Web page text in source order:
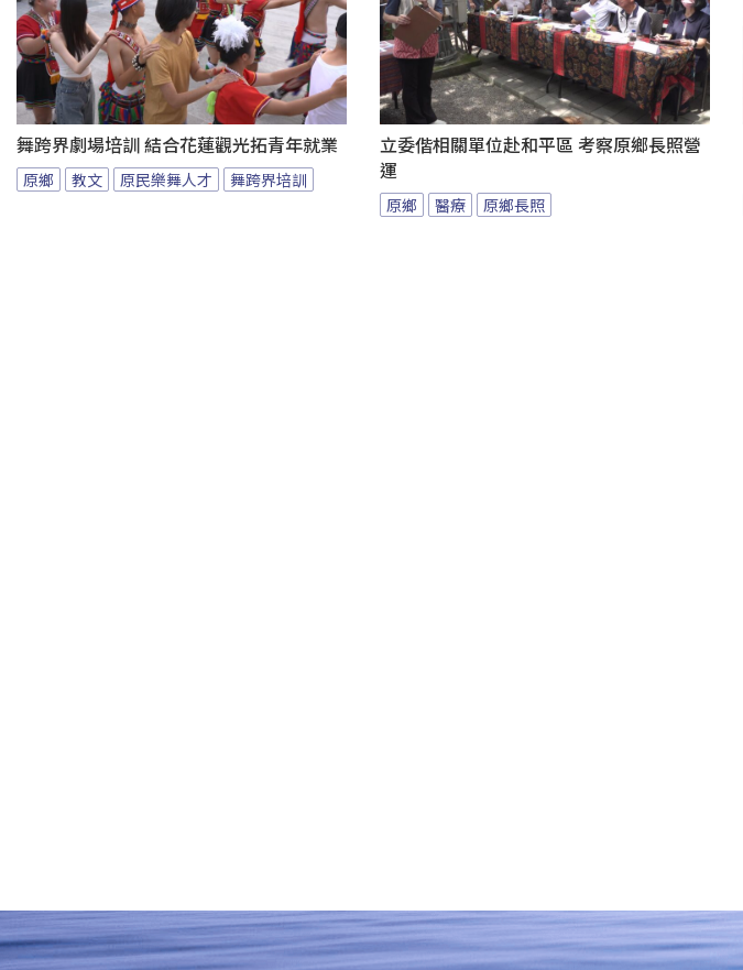
舞跨界劇場培訓 結合花蓮觀光拓青年就業
原鄉 教文 原民樂舞人才 舞跨界培訓
立委偕相關單位赴和平區 考察原鄉長照營
運
原鄉 醫療 原鄉長照